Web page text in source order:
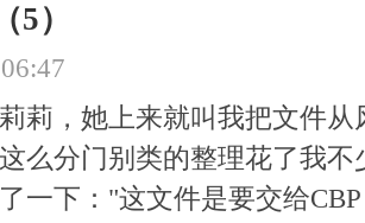
5）
莉，她上来就叫我把文件
么分门别类的整理花了我
一下："这文件是要交给